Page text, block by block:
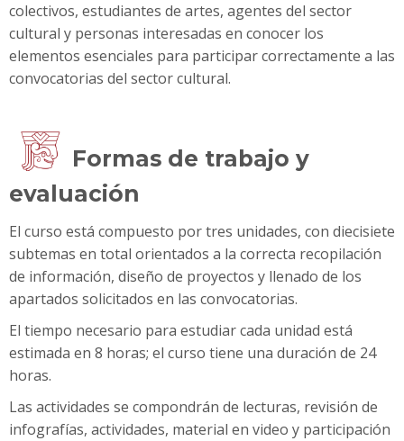
colectivos, estudiantes de artes, agentes del sector
cultural y personas interesadas en conocer los
elementos esenciales para participar correctamente a las
convocatorias del sector cultural.
Formas de trabajo y
evaluación
El curso está compuesto por tres unidades, con diecisiete
subtemas en total orientados a la correcta recopilación
de información, diseño de proyectos y llenado de los
apartados solicitados en las convocatorias.
El tiempo necesario para estudiar cada unidad está
estimada en 8 horas; el curso tiene una duración de 24
horas.
Las actividades se compondrán de lecturas, revisión de
infografías, actividades, material en video y participación